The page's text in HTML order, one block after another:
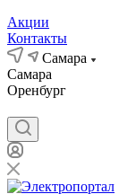
Акции
Контакты
Самара
Самара
Оренбург